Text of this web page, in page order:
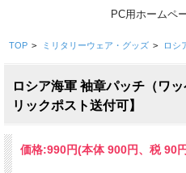
PC用ホームペ
TOP > ミリタリーウェア・グッズ > ロシ
ロシア海軍 袖章パッチ（
リックポスト送付可】
価格:990円(本体 900円、税 90